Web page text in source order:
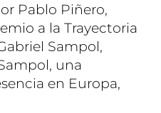
Pablo Piñero,
a la Trayectoria
Sampol,
una
en Europa,